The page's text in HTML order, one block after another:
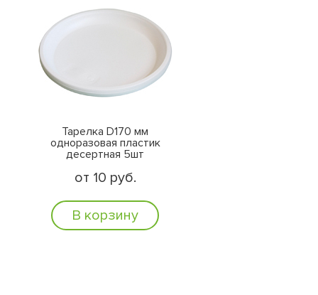
Тарелка D170 мм
одноразовая пластик
десертная 5шт
от 10 руб.
В корзину